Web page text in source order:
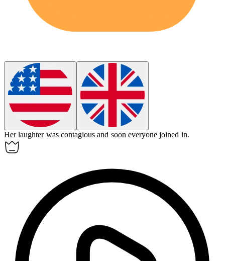
Her laughter was contagious and soon everyone joined in.